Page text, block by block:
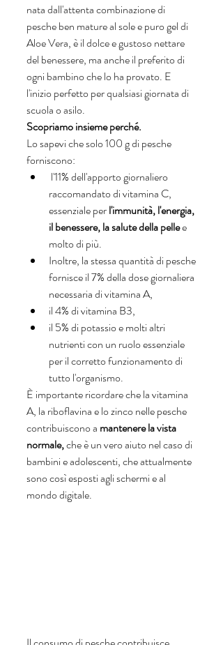
nata dall'attenta combinazione di
pesche ben mature al sole e puro gel di
Aloe Vera, è il dolce e gustoso nettare
del benessere, ma anche il preferito di
ogni bambino che lo ha provato. E
l'inizio perfetto per qualsiasi giornata di
scuola o asilo.
Scopriamo insieme perché.
Lo sapevi che solo 100 g di pesche
forniscono:
raccomandato di vitamina C,
essenziale per l'immunità, l'energia,
il benessere, la salute della pelle e
molto di più.
Inoltre, la stessa quantità di pesche
fornisce il 7% della dose giornaliera
necessaria di vitamina A,
il 4% di vitamina B3,
il 5% di potassio e molti altri
nutrienti con un ruolo essenziale
per il corretto funzionamento di
tutto l'organismo.
È importante ricordare che la vitamina
A, la riboflavina e lo zinco nelle pesche
contribuiscono a mantenere la vista
normale, che è un vero aiuto nel caso di
bambini e adolescenti, che attualmente
sono così esposti agli schermi e al
mondo digitale.